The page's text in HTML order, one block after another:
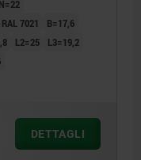
7021
B=17,6
L2=25
L3=19,2
DETTAGLI